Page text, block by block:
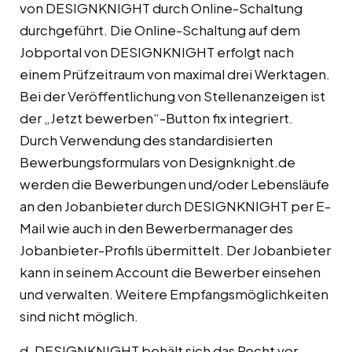
von DESIGNKNIGHT durch Online-Schaltung
durchgeführt. Die Online-Schaltung auf dem
Jobportal von DESIGNKNIGHT erfolgt nach
einem Prüfzeitraum von maximal drei Werktagen.
Bei der Veröffentlichung von Stellenanzeigen ist
der „Jetzt bewerben“-Button fix integriert.
Durch Verwendung des standardisierten
Bewerbungsformulars von Designknight.de
werden die Bewerbungen und/oder Lebensläufe
an den Jobanbieter durch DESIGNKNIGHT per E-
Mail wie auch in den Bewerbermanager des
Jobanbieter-Profils übermittelt. Der Jobanbieter
kann in seinem Account die Bewerber einsehen
und verwalten. Weitere Empfangsmöglichkeiten
sind nicht möglich.